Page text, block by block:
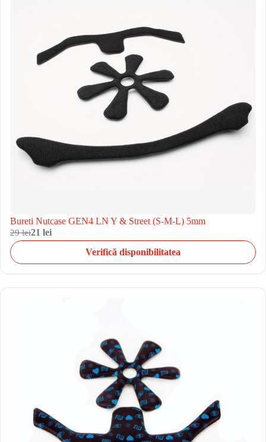
Bureti Nutcase GEN4 LN Y & Street (S-M-L) 5mm
29 lei21 lei
Verifică disponibilitatea